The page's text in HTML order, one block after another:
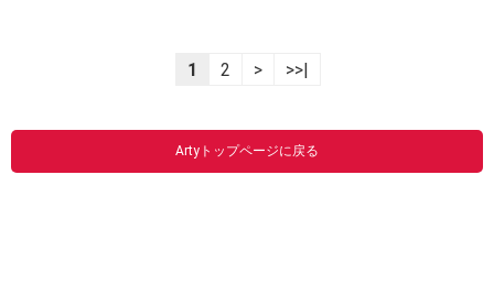
1 2 > >>|
Artyトップページに戻る